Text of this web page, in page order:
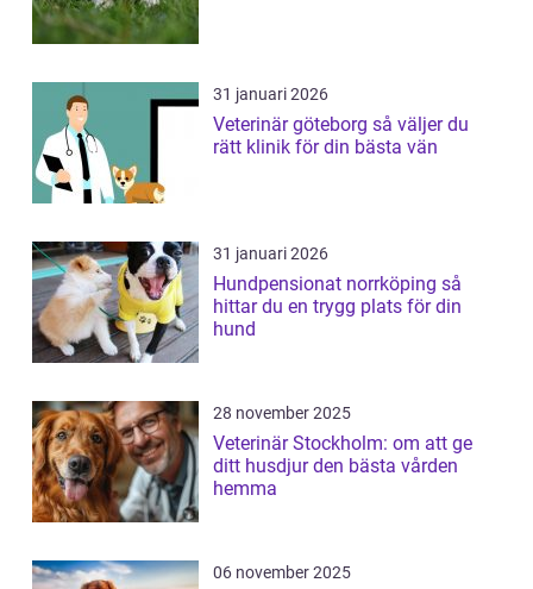
31 januari 2026
Veterinär göteborg så väljer du
rätt klinik för din bästa vän
31 januari 2026
Hundpensionat norrköping så
hittar du en trygg plats för din
hund
28 november 2025
Veterinär Stockholm: om att ge
ditt husdjur den bästa vården
hemma
06 november 2025